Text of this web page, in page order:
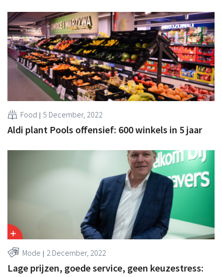
Food 5 December, 2022
Aldi plant Pools offensief: 600 winkels in 5 jaar
Mode 2 December, 2022
Lage prijzen, goede service, geen keuzestress: